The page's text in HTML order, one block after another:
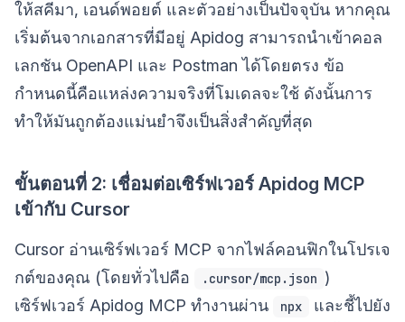
ให้สคีมา, เอนด์พอยต์ และตัวอย่างเป็นปัจจุบัน หากคุณ
เริ่มต้นจากเอกสารที่มีอยู่ Apidog สามารถนำเข้าคอล
เลกชัน OpenAPI และ Postman ได้โดยตรง ข้อ
กำหนดนี้คือแหล่งความจริงที่โมเดลจะใช้ ดังนั้นการ
ทำให้มันถูกต้องแม่นยำจึงเป็นสิ่งสำคัญที่สุด
ขั้นตอนที่ 2: เชื่อมต่อเซิร์ฟเวอร์ Apidog MCP
เข้ากับ Cursor
Cursor อ่านเซิร์ฟเวอร์ MCP จากไฟล์คอนฟิกในโปรเจ
กต์ของคุณ (โดยทั่วไปคือ
.cursor/mcp.json )
เซิร์ฟเวอร์ Apidog MCP ทำงานผ่าน
npx
และชี้ไปยัง